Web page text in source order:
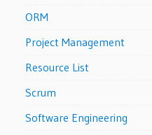
ORM
Project Management
Resource List
Scrum
Software Engineering